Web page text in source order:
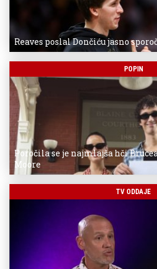
Reaves poslal Dončiću jasno
POPIN
Poročila se je najmlajša hči
Moore
TV ODDAJE